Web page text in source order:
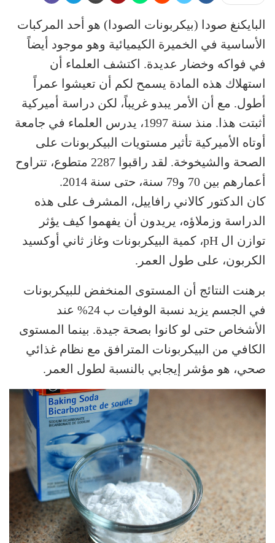
البايكنغ صودا (بيكربونات الصودا) هو أحد المركبات
الأساسية في الخميرة الكيميائية وهو موجود أيضاً
في فواكه وخضار عديدة. اكتشف العلماء أن
استهلاك هذه المادة يسمح لكم أن تعيشوا عمراً
أطول. مع أن الأمر يبدو غريباً، لكن دراسة أميركية
أثبتت هذا. منذ سنة 1997، يدرس العلماء في جامعة
أوتاه الأميركية تأثير مستويات البيكربونات على
الصحة والشيخوخة. لقد راقبوا 2287 متطوع، تتراوح
أعمارهم بين 70 و79 سنة، حتى سنة 2014.
كان الدكتور كالاني رافاييل، المشرف على هذه
الدراسة وزملاؤه، يريدون أن يفهموا كيف يؤثر
توازن ال pH، كمية البيكربونات وغاز ثاني أوكسيد
الكربون، على طول العمر.
برهنت النتائج أن المستوى المنخفض للبيكربونات
في الجسم يزيد نسبة الوفيات ب 24% عند
الأشخاص حتى لو كانوا بصحة جيدة. بينما المستوى
الكافي من البيكربونات المترافق مع نظام غذائي
صحي، هو مؤشر إيجابي بالنسبة لطول العمر.